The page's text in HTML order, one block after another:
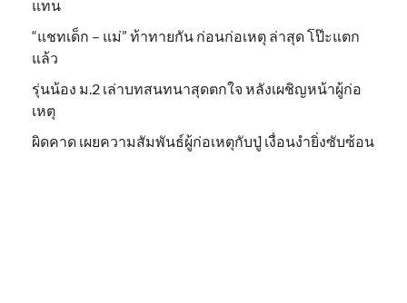
แทน
“แชทเด็ก – แม่” ท้าทายกัน ก่อนก่อเหตุ ล่าสุด โป๊ะแตก
แล้ว
รุ่นน้อง ม.2 เล่าบทสนทนาสุดตกใจ หลังเผชิญหน้าผู้ก่อ
เหตุ
ผิดคาด เผยความสัมพันธ์ผู้ก่อเหตุกับปู่ เงื่อนงำยิ่งซับซ้อน